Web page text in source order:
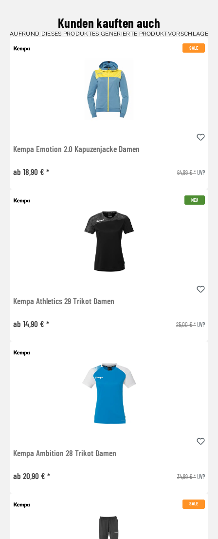
Kunden kauften auch
AUFRUND DIESES PRODUKTES GENERIERTE PRODUKTVORSCHLÄGE
SALE
Kempa Emotion 2.0 Kapuzenjacke Damen
ab 18,90 € * 64,99 € *UVP
NEU
Kempa Athletics 29 Trikot Damen
ab 14,90 € * 25,00 € *UVP
Kempa Ambition 28 Trikot Damen
ab 20,90 € * 34,99 € *UVP
SALE